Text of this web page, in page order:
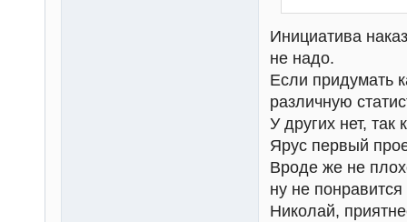
Инициатива
не надо.
Если придумать
различную
У других нет, так
Ярус первый
Вроде же не
ну не
Николай,